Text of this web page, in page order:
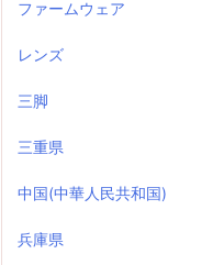
ファームウェア
レンズ
三脚
三重県
中国(中華人民共和国)
兵庫県